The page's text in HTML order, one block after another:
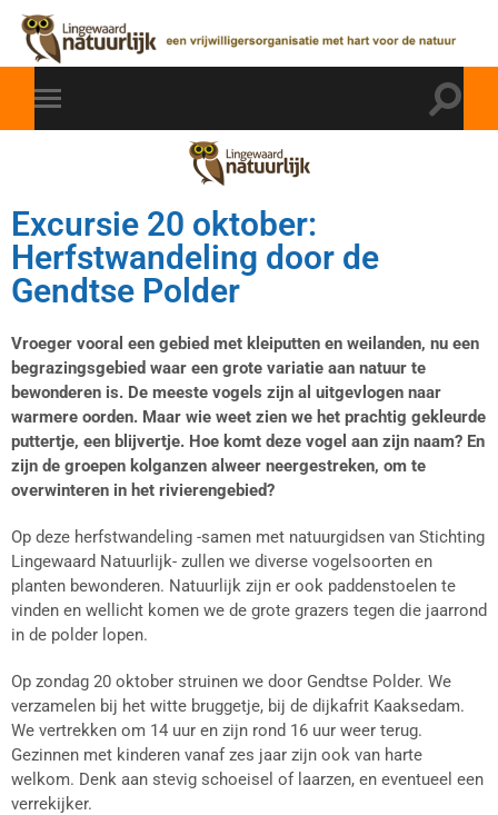
Excursie 20 oktober:
Herfstwandeling door de
Gendtse Polder
Vroeger vooral een gebied met kleiputten en weilanden, nu een
begrazingsgebied waar een grote variatie aan natuur te
bewonderen is. De meeste vogels zijn al uitgevlogen naar
warmere oorden. Maar wie weet zien we het prachtig gekleurde
puttertje, een blijvertje. Hoe komt deze vogel aan zijn naam? En
zijn de groepen kolganzen alweer neergestreken, om te
overwinteren in het rivierengebied?
Op deze herfstwandeling -samen met natuurgidsen van Stichting
Lingewaard Natuurlijk- zullen we diverse vogelsoorten en
planten bewonderen. Natuurlijk zijn er ook paddenstoelen te
vinden en wellicht komen we de grote grazers tegen die jaarrond
in de polder lopen.
Op zondag 20 oktober struinen we door Gendtse Polder. We
verzamelen bij het witte bruggetje, bij de dijkafrit Kaaksedam.
We vertrekken om 14 uur en zijn rond 16 uur weer terug.
Gezinnen met kinderen vanaf zes jaar zijn ook van harte
welkom. Denk aan stevig schoeisel of laarzen, en eventueel een
verrekijker.